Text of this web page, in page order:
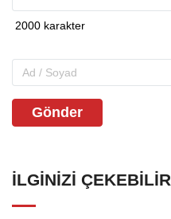
Gönder
İLGINIZI ÇEKEBILIR